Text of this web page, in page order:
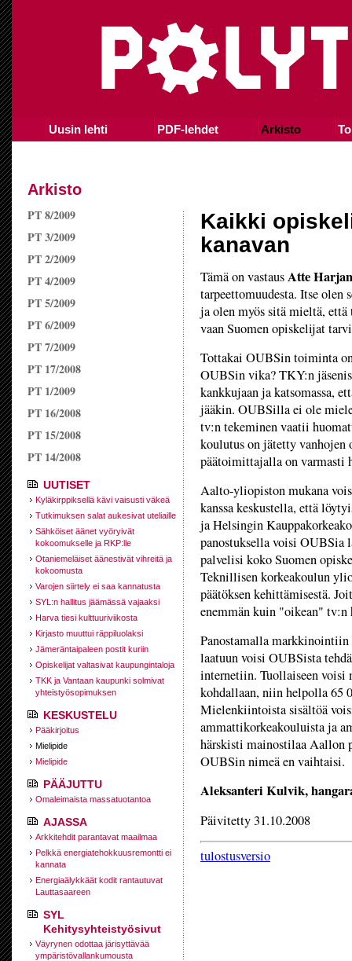
Uusin lehti PDF-lehdet Arkisto
Arkisto
PT 8/2009
PT 3/2009
PT 2/2009
PT 4/2009
PT 5/2009
PT 6/2009
PT 7/2009
PT 17/2008
PT 1/2009
PT 16/2008
PT 15/2008
PT 14/2008
UUTISET
Kyläkirppiksellä kävi vaisusti väkeä
Tutkimuksen salat aukesivat uteliaille
Sähköiset äänet vyöryivät
kokoomukselle ja RKP:lle
Otaniemeläiset äänestivät vihreitä ja
kokoomusta
Varojen siirtely ei saa kannatusta
SYL:n hallitus jäämässä vajaaksi
Harva tiesi kulttuuriviikosta
Kirjasto muuttui räppiluolaksi
Jämeräntaipaleen postit kuriin
Opiskelijat valtasivat kaupungintaloja
TKK ja Vantaan kaupunki solmivat
yhteistyösopimuksen
KESKUSTELU
Pääkirjoitus
Mielipide
Mielipide
PÄÄJUTTU
Omaleimaista massatuotantoa
AJASSA
Arkkitehdit parantavat maailmaa
Pelkkä energiatehokkuusremontti ei
kannata
Energiaälykkäät kodit rantautuvat
Lauttasaareen
SYL
Kehitysyhteistyösivut
Väyrynen odottaa järisyttävää
ympäristövallankumousta
Kaikki
kanavan
Tämä on vastausAtte
tarpeettomuudesta. Itse
ja olen myös sitä mieltä, että
vaan Suomen opiskelijat
Tottakai OUBSin toiminta
OUBSin vika? TKY:n
kankkujaan ja katsomassa,
jääkin. OUBSilla ei ole
tv:n tekeminen vaatii
koulutus on jätetty
päätoimittajalla on varmasti
Aalto-yliopiston mukana
kanssa keskustella, että
ja Helsingin
panostuksella voisi OUBSia
palvelisi koko Suomen
Teknillisen korkeakoulun
päätöksen kehittämisestä.
enemmän kuin "oikean"
Panostamalla
laatuun voisi OUBSista
internetiin. Tuollaiseen voisi
kohdallaan, niin helpolla 65
Mielenkiintoista sisältöä
ammattikorkeakouluista ja
härskisti mainostilaa Aallon
OUBSin nimeä en vaihtaisi.
Aleksanteri Kulvik,
Päivitetty 31.10.2008
tulostusversio